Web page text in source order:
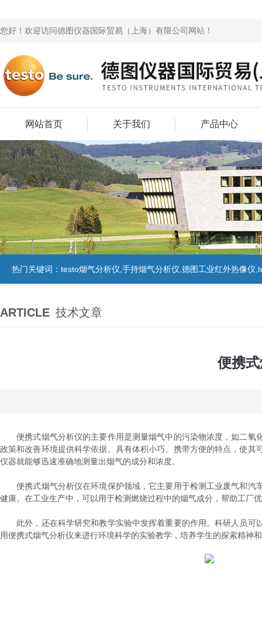
您好！欢迎访问德图仪器国际贸易（上海）有限公司网站！
网站首页 关于我们 产品中心
热门关键词： testo烟气分析仪,手持烟气分析仪,德图工业红外热像仪
ARTICLE 技术文章
便携
便携式烟气分析仪的主要作用是测量烟气中的污染物浓度，如二氧
政策和改善环境提供科学依据。具有体积小巧、携带方便的特点，使
仪器就能够迅速准确地测量出烟气的成分和浓度。
便携式烟气分析仪在环境保护领域，它主要用于检测工业废气和汽
健康。在工业生产中，可以用于检测燃烧过程中的烟气成分，帮助工厂
此外，还在科学研究和教学实验中发挥着重要的作用。科研人员可
用便携式烟气分析仪来进行环境科学的实验教学，培养学生的探索精神